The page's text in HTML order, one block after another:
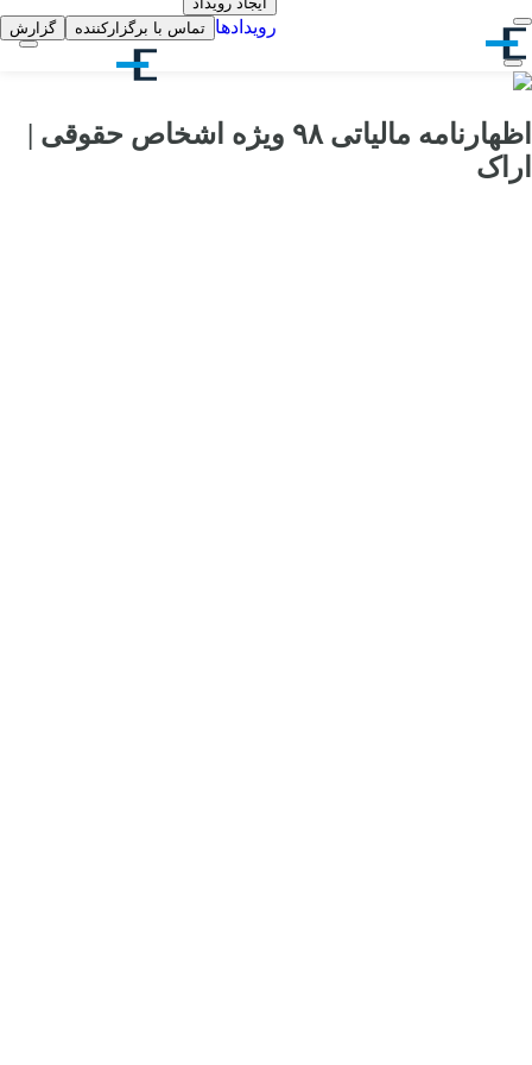
رویدادها تماس با برگزارکننده گزارش
اظهارنامه مالیاتی ۹۸ ویژه اشخاص حقوقی |
اراک